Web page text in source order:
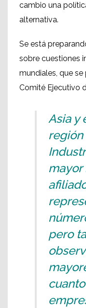
cambio una
alternativa.
Se está
sobre cuestiones
mundiales, que
Comité Ejecutivo
Asia y
mayor
pero